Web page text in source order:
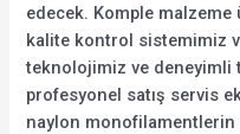
edecek. Komple malzeme
kalite kontrol sistemimiz
teknolojimiz ve deneyimli
profesyonel satış servis
naylon monofilamentlerin